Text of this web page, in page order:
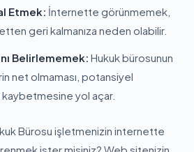
Etmek: İnternette görünmemek,
geri kalmanıza neden olabilir.
Belirlememek: Hukuk bürosunun
net olmaması, potansiyel
yol açar.
Bürosu işletmenizin internette